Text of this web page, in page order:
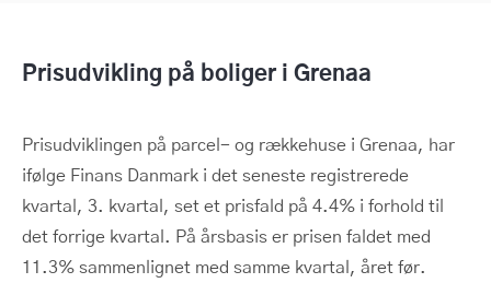
Prisudvikling på boliger i Grenaa
Prisudviklingen på parcel- og rækkehuse i Grenaa, har
ifølge Finans Danmark i det seneste registrerede
kvartal, 3. kvartal, set et prisfald på 4.4% i forhold til
det forrige kvartal. På årsbasis er prisen faldet med
11.3% sammenlignet med samme kvartal, året før.